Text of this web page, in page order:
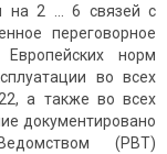
на 2 ... 6 связей с
переговорное
Европейских норм
во всех
а также во всех
документировано
(PBT)